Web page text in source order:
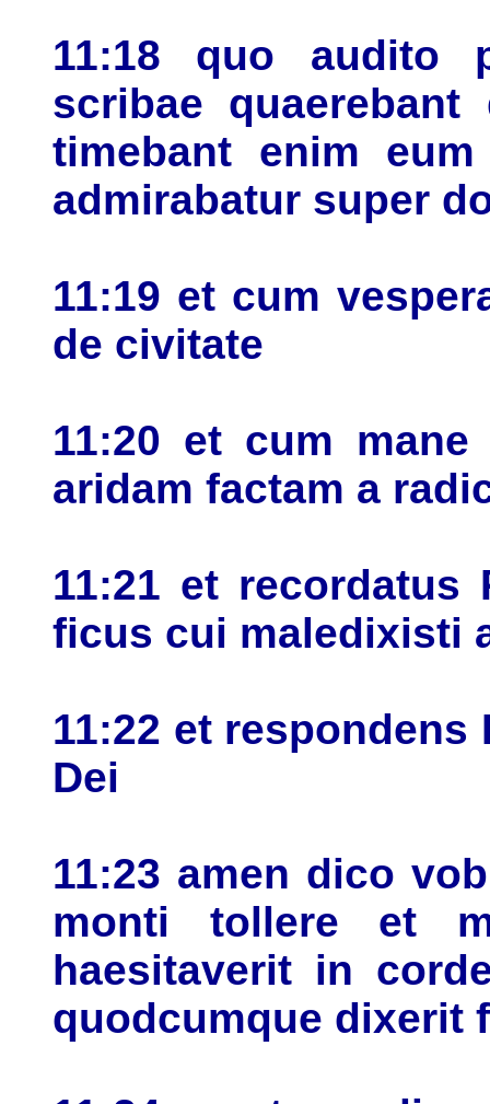
11:18 quo audito
scribae
timebant enim
admirabatur super
11:19 et cum
de civitate
11:20 et cum
aridam factam a
11:21 et
ficus cui maledixisti
11:22 et
Dei
11:23 amen dico
monti tollere et
haesitaverit in
quodcumque dixerit